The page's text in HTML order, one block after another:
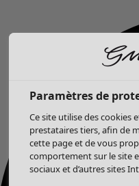
Paramètres de
Ce site utilise des cookies
prestataires tiers, afin de
cette page et de vous
comportement sur le site
sociaux et d’autres sites